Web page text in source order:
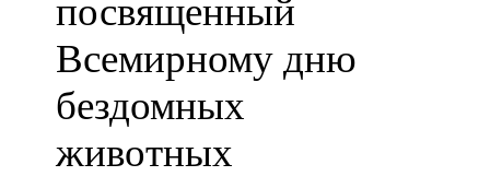
посвященный
Всемирному дню
бездомных
животных